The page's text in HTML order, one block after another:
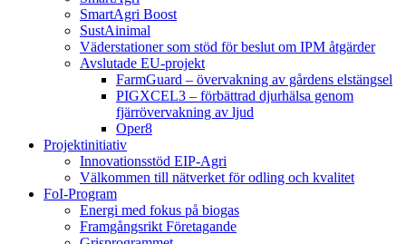
SmartAgri Boost
SustAinimal
Väderstationer som stöd för beslut om IPM åtgärder
Avslutade EU-projekt
FarmGuard – övervakning av gårdens elstängsel
PIGXCEL3 – förbättrad djurhälsa genom
fjärrövervakning av ljud
Oper8
Projektinitiativ
Innovationsstöd EIP-Agri
Välkommen till nätverket för odling och kvalitet
FoI-Program
Energi med fokus på biogas
Framgångsrikt Företagande